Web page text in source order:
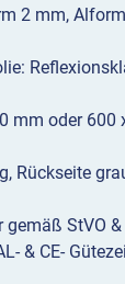
2 mm,
mm oder 600
Rückseite
gemäß StVO
& CE-